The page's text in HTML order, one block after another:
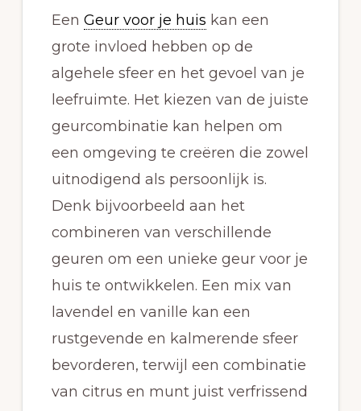
Een Geur voor je huis kan een
grote invloed hebben op de
algehele sfeer en het gevoel van je
leefruimte. Het kiezen van de juiste
geurcombinatie kan helpen om
een omgeving te creëren die zowel
uitnodigend als persoonlijk is.
Denk bijvoorbeeld aan het
combineren van verschillende
geuren om een unieke geur voor je
huis te ontwikkelen. Een mix van
lavendel en vanille kan een
rustgevende en kalmerende sfeer
bevorderen, terwijl een combinatie
van citrus en munt juist verfrissend